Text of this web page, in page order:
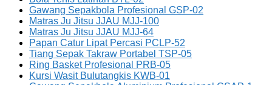
Gawang Sepakbola Profesional GSP-02
Matras Ju Jitsu JJAU MJJ-100
Matras Ju Jitsu JJAU MJJ-64
Papan Catur Lipat Percasi PCLP-52
Tiang Sepak Takraw Portabel TSP-05
Ring Basket Profesional PRB-05
Kursi Wasit Bulutangkis KWB-01